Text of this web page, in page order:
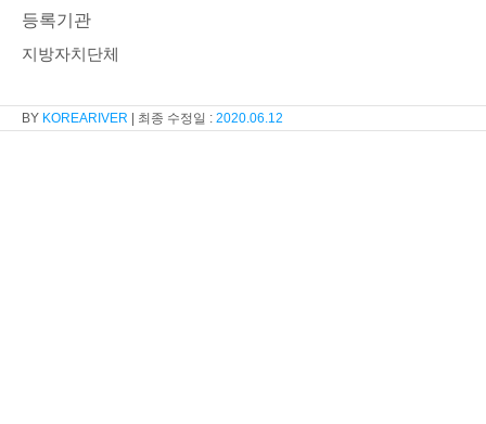
등록기관
지방자치단체
KOREARIVER 2020.06.12